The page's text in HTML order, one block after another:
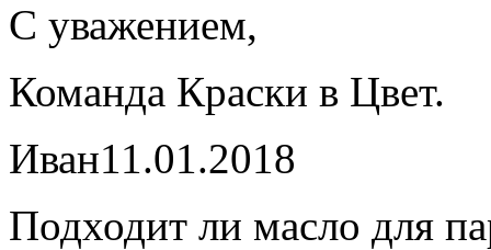
С уважением,
Команда Краски в Цвет.
Иван11.01.2018
Подходит ли масло для